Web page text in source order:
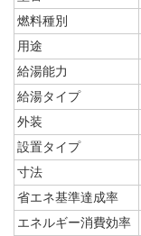
燃料種別
用途
給湯能力
給湯タイプ
外装
設置タイプ
寸法
省エネ基準達成率
エネルギー消費効率